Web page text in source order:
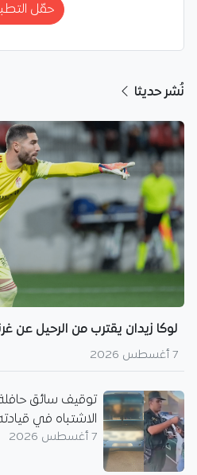
حمّل
نُشر حديثا
لوكا زيدان يقترب من الرحيل عن
7 أغسطس 2026
توقيف سائق
الاشتباه في
7 أغسطس 2026